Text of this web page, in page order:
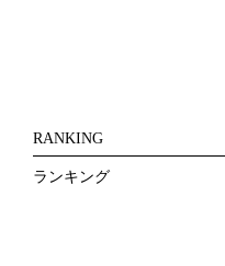
RANKING
ランキング